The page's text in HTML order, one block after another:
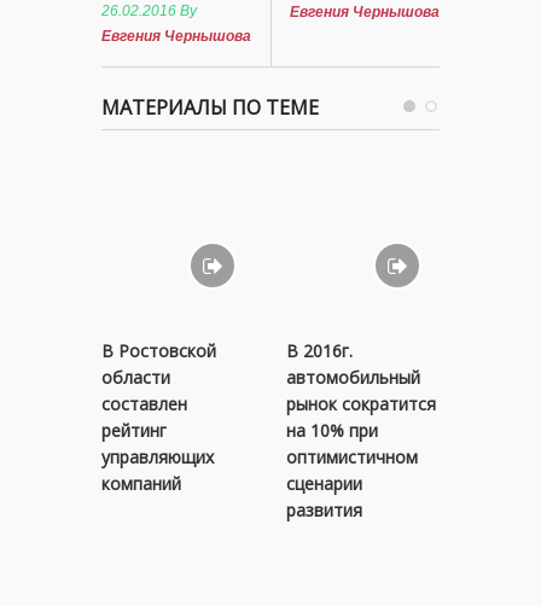
26.02.2016 By
Евгения Чернышова
Евгения Чернышова
МАТЕРИАЛЫ ПО ТЕМЕ
В Ростовской
области
составлен
рейтинг
управляющих
компаний
В 2016г.
автомобильный
рынок сократится
на 10% при
оптимистичном
сценарии
развития